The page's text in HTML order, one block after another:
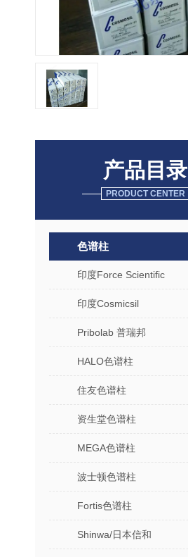
产品目录
PRODUCT CENTER
色谱柱
印度Force Scientific
印度Cosmicsil
Pribolab 普瑞邦
HALO色谱柱
住友色谱柱
资生堂色谱柱
MEGA色谱柱
波士顿色谱柱
Fortis色谱柱
Shinwa/日本信和